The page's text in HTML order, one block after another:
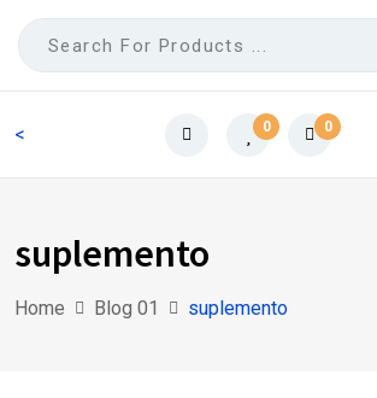
Skip
content
<
0 0
suplemento
Home Blog 01 suplemento